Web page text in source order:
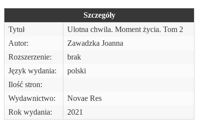
Szczegóły
Tytuł
Ulotna chwila. Moment życia. Tom 2
Autor:
Zawadzka Joanna
Rozszerzenie:
brak
Język wydania:
polski
Ilość stron:
Wydawnictwo:
Novae Res
Rok wydania:
2021